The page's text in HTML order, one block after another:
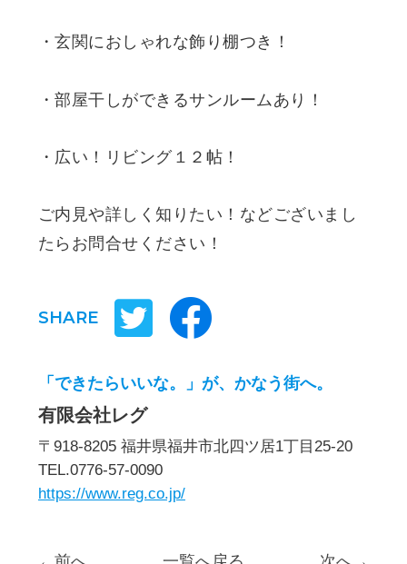
・玄関におしゃれな飾り棚つき！
・部屋干しができるサンルームあり！
・広い！リビング１２帖！
ご内見や詳しく知りたい！などございまし
たらお問合せください！
SHARE
「できたらいいな。」が、かなう街へ。
有限会社レグ
〒918-8205 福井県福井市北四ツ居1丁目25-20
TEL.0776-57-0090
https://www.reg.co.jp/